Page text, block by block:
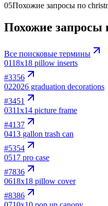
05Похожие запросы по
Похожие запросы
Все поисковые термины
0118x18 pillow inserts
#3356
022026 graduation decorations
#3451
0311x14 picture frame
#4137
0413 gallon trash can
#5354
0517 pro case
#7836
0618x18 pillow cover
#8386